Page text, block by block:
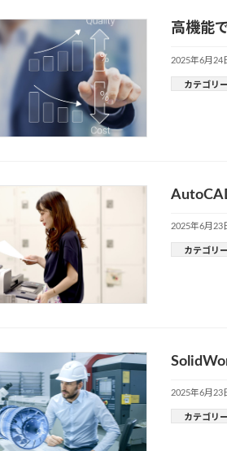
高機能
2025年6月24
カテゴリ
2025年6月23
カテゴリ
2025年6月23
カテゴリ